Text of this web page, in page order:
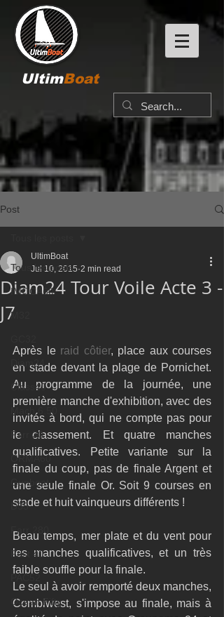
UltimBoat
Post
Tous les posts
IMOCA60
M32
Diam24
Class40
Mach 6.50
Farr 30
ORMA60
Gunboat
D35
Farr 280
Fast 40
Ocean Fifty
Diam24 Tour Voile Acte 3 -
J7
UltimBoat
Jul 10, 2015 2 min read
Après le raid côtier, place aux courses
en stade devant la plage de Pornichet.
Au programme de la journée, une
première manche d'exhibition, avec des
invités à bord, qui ne compte pas pour
le classement. Et quatre manches
qualificatives. Petite variante sur la
finale du coup, pas de finale Argent et
une seule finale Or. Soit 9 courses en
stade et huit vainqueurs différents !
Beau temps, mer plate et du vent pour
les manches qualificatives, et un très
faible souffle pour la finale.
Le seul à avoir remporté deux manches,
Combiwest, s'impose au finale, mais à